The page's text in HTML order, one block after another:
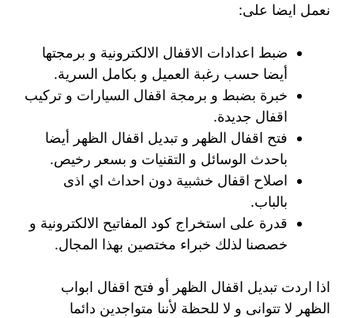
نعمل ايضا على:
ضبط اعدادات الاقفال الالكترونية و برمجتها
أيضا حسب رغبة العميل و بكامل السرية.
خبرة بضبط و برمجة اقفال السيارات و تركيب
اقفال جديدة.
فتح اقفال الظهر و تبديل اقفال الظهر أيضا
باحدث الوسائل و التقنيات و بسعر رخيص.
اصلاح اقفال خشبية دون احداث اي اذى
بالباب.
قدرة على استخراج كود المفاتيح الالكترونية و
خصصنا لذلك خبراء مختصين بهذا المجال.
اذا اردت تبديل اقفال الظهر أو فتح اقفال ابواب
الظهر لا تتوانى و لا للحظة لأننا متواجدين دائما